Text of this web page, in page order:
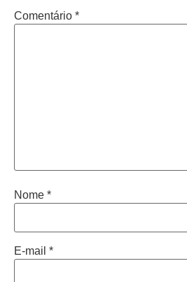
Comentário *
Nome *
E-mail *